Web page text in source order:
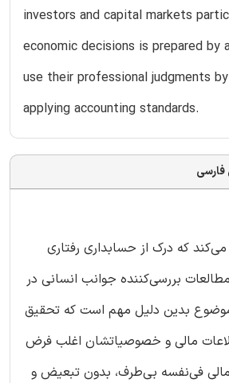
investors and capital markets
economic decisions is prepared by
use their professional judgments
applying accounting standards.
فارسی
می‌کند که درک از حسابداری رفتاری
بررسی‌کننده جوانب انسانی در
موضوع بدین دلیل مهم است که تحقیق
مالی و خصوصیاتشان اغلب فرض
مالی فی‌نفسه بی‌طرف، بدون تبعیض و